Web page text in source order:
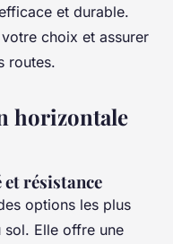
et durable.
choix et assurer
routes.
horizontale
résistance
options les plus
sol. Elle offre une